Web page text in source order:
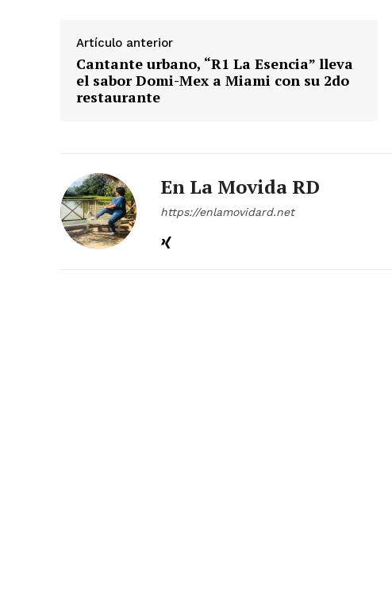
Artículo anterior
Cantante urbano, “R1 La Esencia” lleva
el sabor Domi-Mex a Miami con su 2do
restaurante
En La Movida RD
https://enlamovidard.net